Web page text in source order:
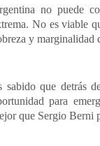
no puede
No es viable
y marginalidad
sabido que detrás
para
que Sergio Berni